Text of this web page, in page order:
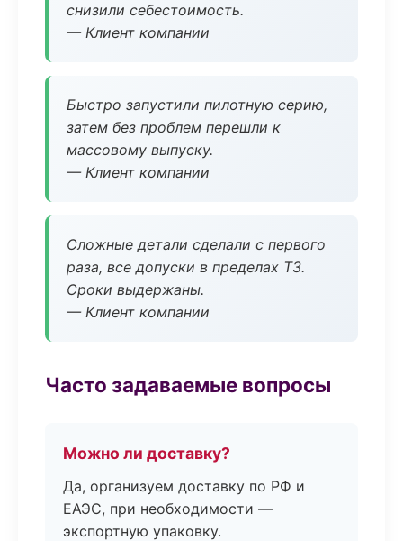
снизили себестоимость.
— Клиент компании
Быстро запустили пилотную серию,
затем без проблем перешли к
массовому выпуску.
— Клиент компании
Сложные детали сделали с первого
раза, все допуски в пределах ТЗ.
Сроки выдержаны.
— Клиент компании
Часто задаваемые вопросы
Можно ли доставку?
Да, организуем доставку по РФ и
ЕАЭС, при необходимости —
экспортную упаковку.